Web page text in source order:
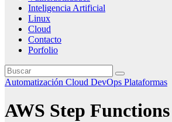
Inteligencia Artificial
Linux
Cloud
Contacto
Porfolio
Automatización Cloud DevOps Plataformas
AWS Step